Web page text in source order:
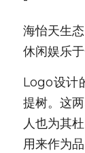
海怡天生
休闲娱乐
Logo设计
提树。这
人也为其
用来作为